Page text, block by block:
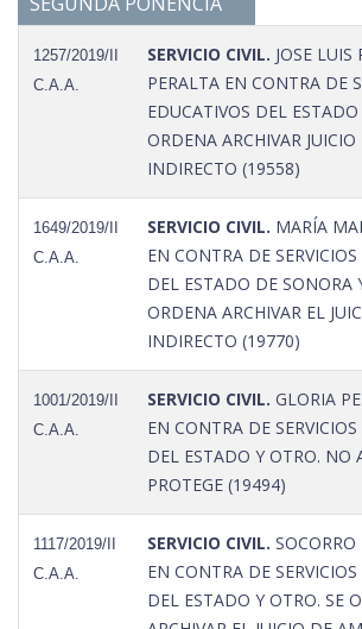
1257/2019/II
C.A.A.
SERVICIO CIVIL. JOSE
PERALTA EN CONTRA DE
EDUCATIVOS DEL
ORDENA ARCHIVAR
INDIRECTO (19558)
1649/2019/II
C.A.A.
SERVICIO CIVIL. MARÍA
EN CONTRA DE
DEL ESTADO DE SONORA
ORDENA ARCHIVAR EL
INDIRECTO (19770)
1001/2019/II
C.A.A.
SERVICIO CIVIL. GLORIA
EN CONTRA DE
DEL ESTADO Y OTRO. NO
PROTEGE (19494)
1117/2019/II
C.A.A.
SERVICIO CIVIL. SOCORRO
EN CONTRA DE
DEL ESTADO Y OTRO. SE